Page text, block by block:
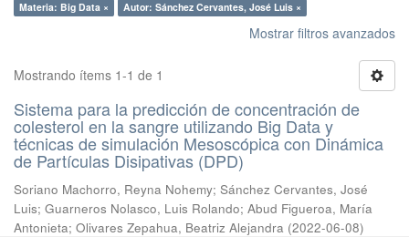
Materia: Big Data ×
Autor: Sánchez Cervantes, José Luis ×
Mostrar filtros avanzados
Mostrando ítems 1-1 de 1
Sistema para la predicción de concentración de
colesterol en la sangre utilizando Big Data y
técnicas de simulación Mesoscópica con Dinámica
de Partículas Disipativas (DPD)
Soriano Machorro, Reyna Nohemy; Sánchez Cervantes, José
Luis; Guarneros Nolasco, Luis Rolando; Abud Figueroa, María
Antonieta; Olivares Zepahua, Beatriz Alejandra (2022-06-08)